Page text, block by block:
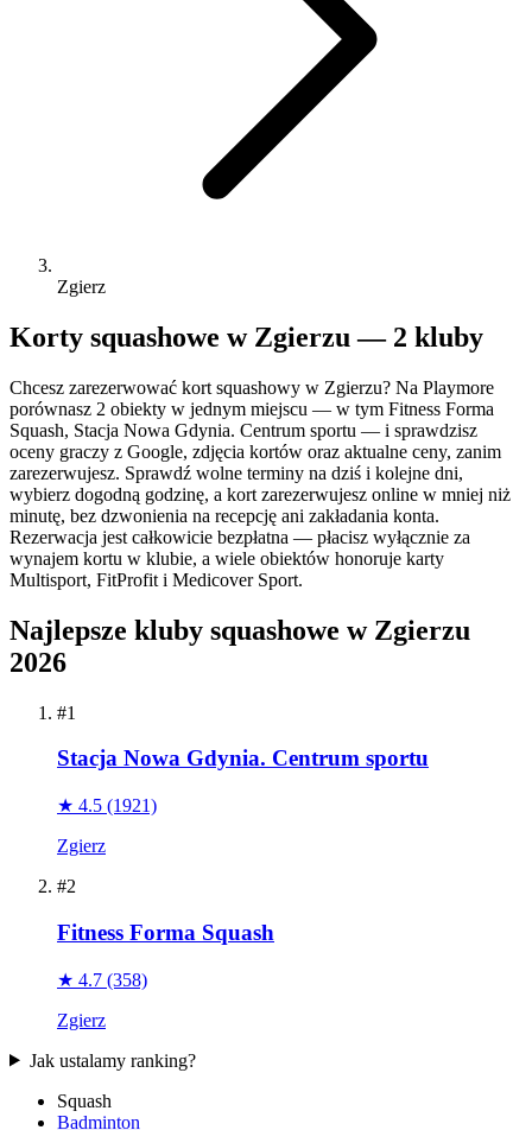
Zgierz
Korty squashowe w Zgierzu — 2 kluby
Chcesz zarezerwować kort squashowy w Zgierzu? Na Playmore
porównasz 2 obiekty w jednym miejscu — w tym Fitness Forma
Squash, Stacja Nowa Gdynia. Centrum sportu — i sprawdzisz
oceny graczy z Google, zdjęcia kortów oraz aktualne ceny, zanim
zarezerwujesz. Sprawdź wolne terminy na dziś i kolejne dni,
wybierz dogodną godzinę, a kort zarezerwujesz online w mniej niż
minutę, bez dzwonienia na recepcję ani zakładania konta.
Rezerwacja jest całkowicie bezpłatna — płacisz wyłącznie za
wynajem kortu w klubie, a wiele obiektów honoruje karty
Multisport, FitProfit i Medicover Sport.
Najlepsze kluby squashowe w Zgierzu
2026
#1
Stacja Nowa Gdynia. Centrum sportu
★ 4.5 (1921)
Zgierz
#2
Fitness Forma Squash
★ 4.7 (358)
Zgierz
Jak ustalamy ranking?
Squash
Badminton